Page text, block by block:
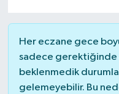
Her eczane gece
sadece gerektiğinde
beklenmedik
gelemeyebilir. Bu